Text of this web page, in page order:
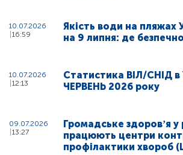
10.07.2026
16:59
Якість води на пляжах
на 9 липня: де
10.07.2026
12:13
Статистика ВІЛ/СНІД в
ЧЕРВЕНЬ 2026 року
09.07.2026
13:27
Громадське здоровʼя у
працюють центри
профілактики хвороб